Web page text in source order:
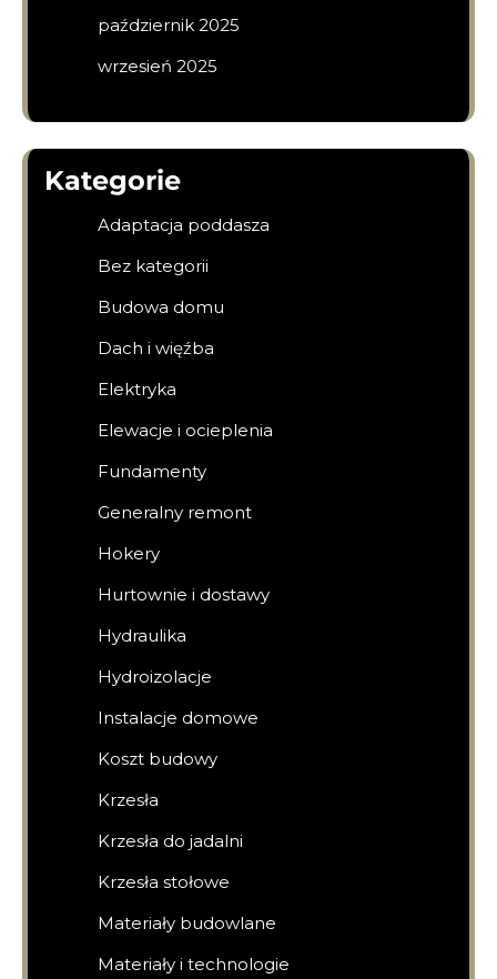
październik 2025
wrzesień 2025
Kategorie
Adaptacja poddasza
Bez kategorii
Budowa domu
Dach i więźba
Elektryka
Elewacje i ocieplenia
Fundamenty
Generalny remont
Hokery
Hurtownie i dostawy
Hydraulika
Hydroizolacje
Instalacje domowe
Koszt budowy
Krzesła
Krzesła do jadalni
Krzesła stołowe
Materiały budowlane
Materiały i technologie